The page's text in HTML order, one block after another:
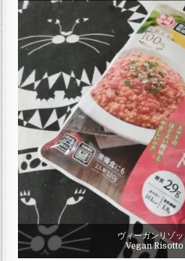
ヴィーガンリゾ
Vegan Risotto